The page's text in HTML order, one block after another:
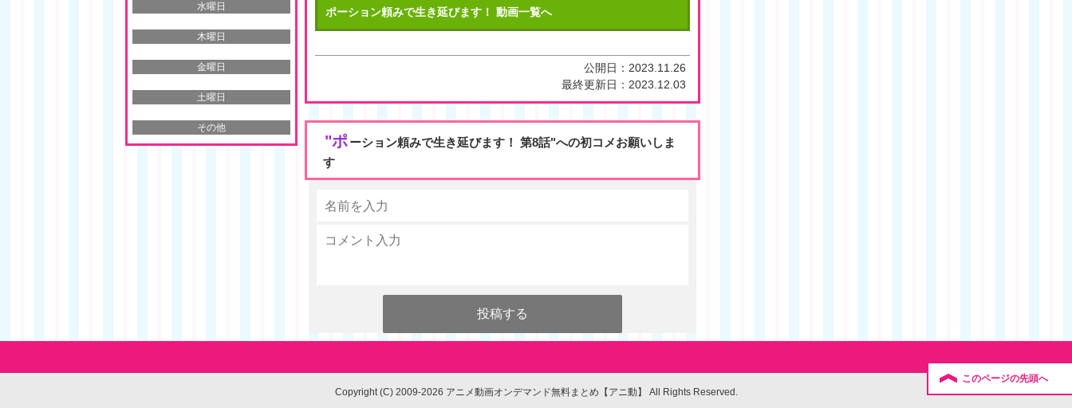
ポーション頼みで生き延びます！ 動画一覧へ
公開日： 2023.11.26
最終更新日： 2023.12.03
"ポーション頼みで生き延びます！ 第8話"への初コメお願いしま
す
水曜日
木曜日
金曜日
土曜日
その他
Copyright (C) 2009-2026 アニメ動画オンデマンド無料まとめ【アニ動】 All Rights Reserved.
このページの先頭へ